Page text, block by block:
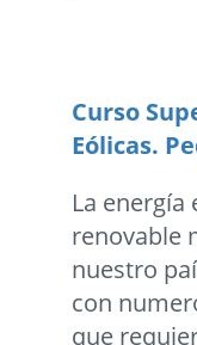
Curso
Eólicas.
La energía
renovable
nuestro
con
que